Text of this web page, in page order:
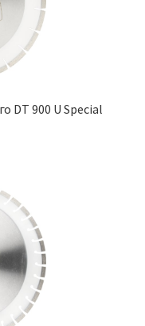
DT 900 U Special